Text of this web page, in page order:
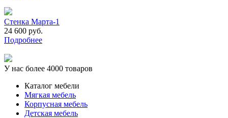
Стенка Марта-1
24 600 руб.
Подробнее
У нас более 4000 товаров
Каталог мебели
Мягкая мебель
Корпусная мебель
Детская мебель